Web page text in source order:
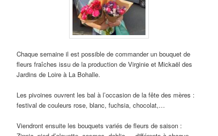
Chaque semaine il est possible de commander un bouquet de
fleurs fraîches issu de la production de Virginie et Mickaël des
Jardins de Loire à La Bohalle.
Les pivoines ouvrent les bal à l’occasion de la fête des mères :
festival de couleurs rose, blanc, fuchsia, chocolat,…
Viendront ensuite les bouquets variés de fleurs de saison :